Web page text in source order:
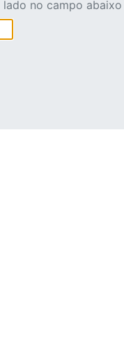
no campo abaixo